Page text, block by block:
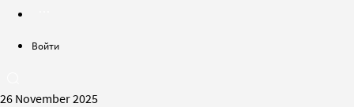
Войти
26 November 2025